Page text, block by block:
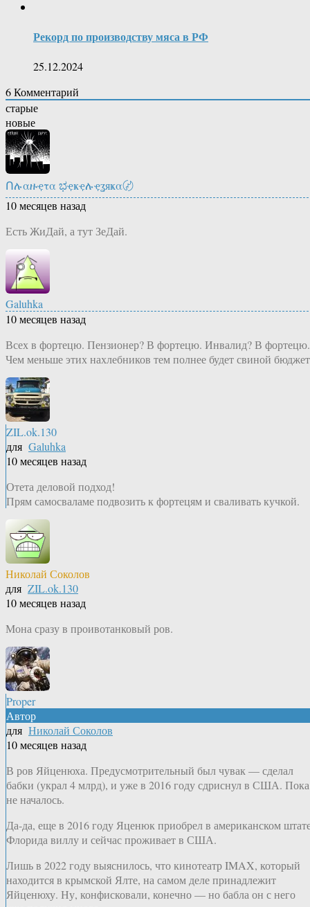
Рекорд по производству мяса в РФ
25.12.2024
6Комментарий
старые
новые
Ոሉαዙҿτα ಭҿҝҿሉҿʓяҝα〄
10 месяцев назад
Есть ЖиДай, а тут ЗеДай.
Galuhka
10 месяцев назад
Всех в фортецю. Пензионер? В фортецю. Инвалид? В фортецю.
Чем меньше этих нахлебников тем полнее будет свиной бюджет
ZIL.ok.130
для Galuhka
10 месяцев назад
Отета деловой подход!
Прям самосваламе подвозить к фортецям и сваливать кучкой.
Николай Соколов
для ZIL.ok.130
10 месяцев назад
Мона сразу в проивотанковый ров.
Proper
Автор
для Николай Соколов
10 месяцев назад
В ров Яйценюха. Предусмотрительный был чувак — сделал
бабки (украл 4 млрд), и уже в 2016 году сдриснул в США. Пока
не началось.
Да-да, еще в 2016 году Яценюк приобрел в американском
Флорида виллу и сейчас проживает в США.
Лишь в 2022 году выяснилось, что кинотеатр IMAX, который
находится в крымской Ялте, на самом деле принадлежит
Яйценюху. Ну, конфисковали, конечно — но бабла он с него